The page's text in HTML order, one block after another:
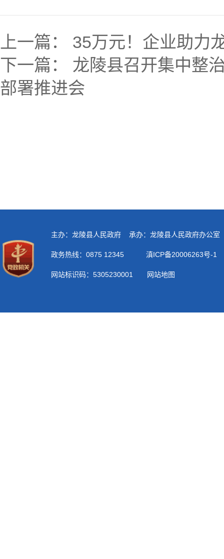
上一篇： 35万元！企业助力
下一篇： 龙陵县召开集中整
部署推进会